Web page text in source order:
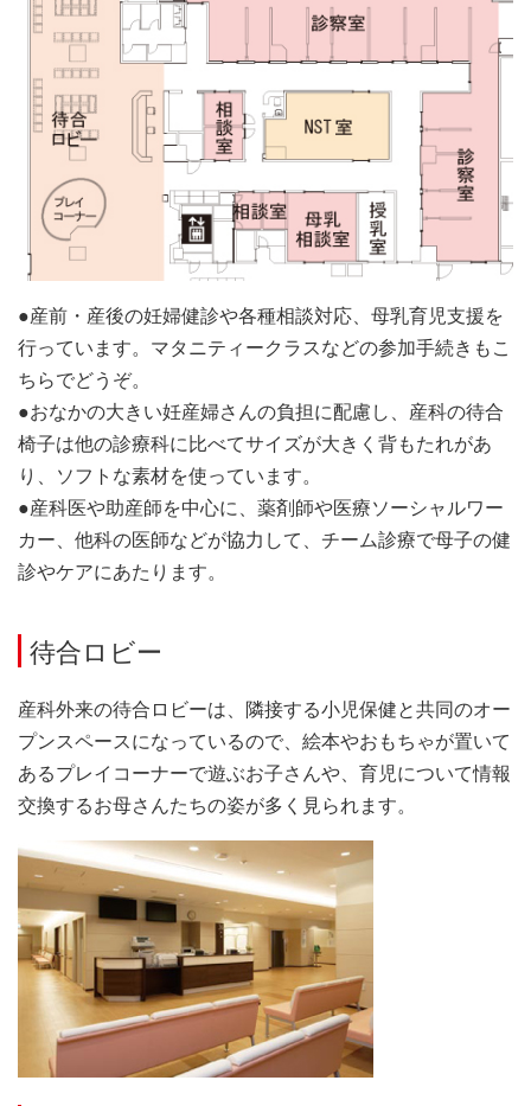
●産前・産後の妊婦健診や各種相談対応、母乳育児支援を
行っています。マタニティークラスなどの参加手続きもこ
ちらでどうぞ。
●おなかの大きい妊産婦さんの負担に配慮し、産科の待合
椅子は他の診療科に比べてサイズが大きく背もたれがあ
り、ソフトな素材を使っています。
●産科医や助産師を中心に、薬剤師や医療ソーシャルワー
カー、他科の医師などが協力して、チーム診療で母子の健
診やケアにあたります。
待合ロビー
産科外来の待合ロビーは、隣接する小児保健と共同のオー
プンスペースになっているので、絵本やおもちゃが置いて
あるプレイコーナーで遊ぶお子さんや、育児について情報
交換するお母さんたちの姿が多く見られます。